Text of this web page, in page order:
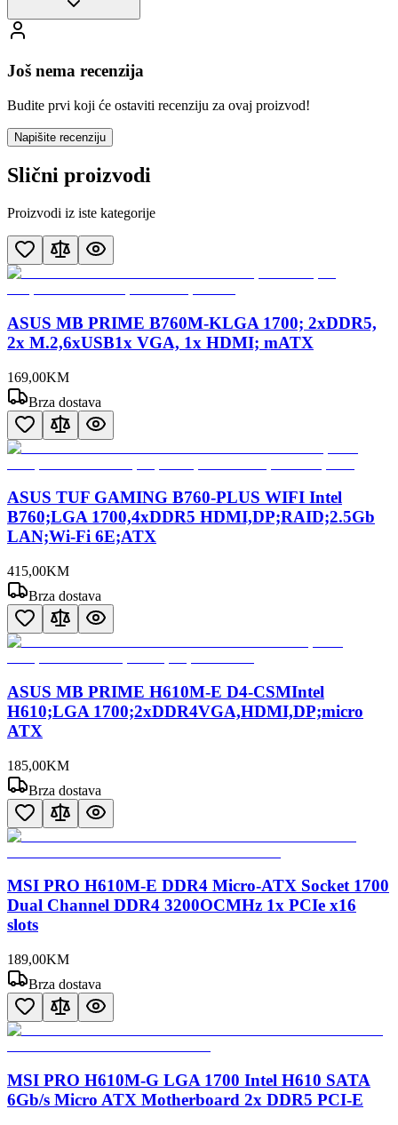
Još nema recenzija
Budite prvi koji će ostaviti recenziju za ovaj proizvod!
Napišite recenziju
Slični proizvodi
Proizvodi iz iste kategorije
ASUS MB PRIME B760M-KLGA 1700; 2xDDR5,
2x M.2,6xUSB1x VGA, 1x HDMI; mATX
169,00KM
Brza dostava
ASUS TUF GAMING B760-PLUS WIFI Intel
B760;LGA 1700,4xDDR5 HDMI,DP;RAID;2.5Gb
LAN;Wi-Fi 6E;ATX
415,00KM
Brza dostava
ASUS MB PRIME H610M-E D4-CSMIntel
H610;LGA 1700;2xDDR4VGA,HDMI,DP;micro
ATX
185,00KM
Brza dostava
MSI PRO H610M-E DDR4 Micro-ATX Socket 1700
Dual Channel DDR4 3200OCMHz 1x PCIe x16
slots
189,00KM
Brza dostava
MSI PRO H610M-G LGA 1700 Intel H610 SATA
6Gb/s Micro ATX Motherboard 2x DDR5 PCI-E